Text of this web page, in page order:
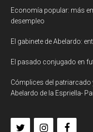
Economía popular: más
desempleo
El gabinete de Abelardo:
El pasado conjugado en
Cómplices del
Abelardo de la Espriella-